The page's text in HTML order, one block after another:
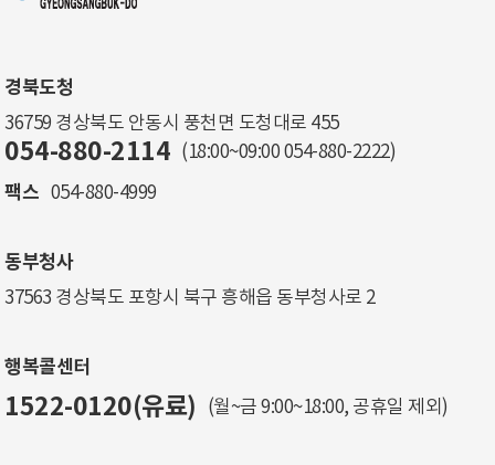
경북도청
36759 경상북도 안동시 풍천면 도청대로 455
054-880-2114 (18:00~09:00 054-880-2222)
팩스 054-880-4999
동부청사
37563 경상북도 포항시 북구 흥해읍 동부청사로 2
행복콜센터
1522-0120(유료) (월~금 9:00~18:00, 공휴일 제외)